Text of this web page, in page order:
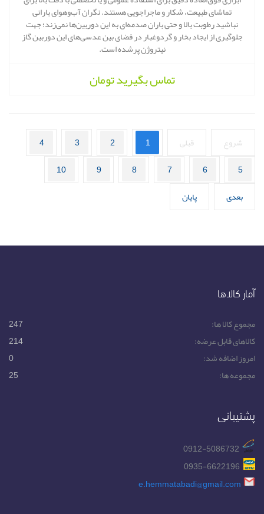
تماشای طبیعت، شکار و ماجراجویی هستند. نگران آب‌وهوای بارانی
نباشید رطوبت بالا و حتی باران صدمه‌ای به این دوربین‌ها نمی‌زند؛ جهت
جلوگیری از ایجاد بخار و گردوغبار در فضای بین عدسی‌های این دوربین گاز
نیتروژن پرشده است.
تماس بگیریدتومان
شروع قبلی 1
2
3
4
5
6
7
8
9
10
بعدی
پایان
آمار کالاها
مجموع کالا ها:
247
کالاهای قابل عرضه:
214
امروز اضافه شد:
0
مجموعه ها:
25
پشتیبانی
e.hemmatabadi@gmail.com